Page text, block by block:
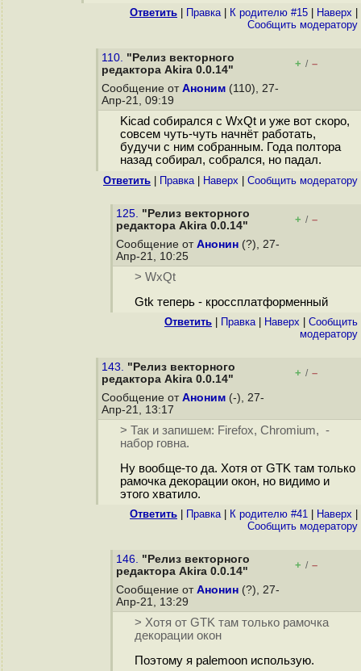
Ответить Правка| К родителю #15 Наверх
Cообщить модератору
110. "Релиз векторного
редактора Akira 0.0.14"
+ / –
Сообщение от Аноним (110), 27-
Апр-21, 09:19
Kicad собирался с WxQt и уже вот скоро,
совсем чуть-чуть начнёт работать,
будучи с ним собранным. Года полтора
назад собирал, собрался, но падал.
Ответить Правка| Наверх Cообщить модератору
125. "Релиз векторного
редактора Akira 0.0.14"
+ / –
Сообщение от Анонин (?), 27-
Апр-21, 10:25
> WxQt
Gtk теперь - кроссплатформенный
Ответить Правка| Наверх
Cообщить
модератору
143. "Релиз векторного
редактора Akira 0.0.14"
+ / –
Сообщение от Аноним (-), 27-
Апр-21, 13:17
> Так и запишем: Firefox, Chromium, -
набор говна.
Ну вообще-то да. Хотя от GTK там только
рамочка декорации окон, но видимо и
этого хватило.
Ответить Правка| К родителю #41 Наверх
Cообщить модератору
146. "Релиз векторного
редактора Akira 0.0.14"
+ / –
Сообщение от Анонин (?), 27-
Апр-21, 13:29
> Хотя от GTK там только рамочка
декорации окон
Поэтому я palemoon использую.